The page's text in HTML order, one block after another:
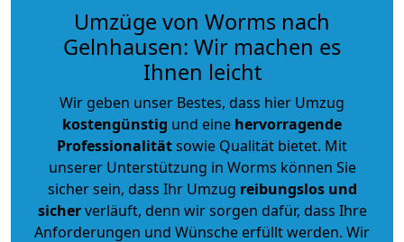
Umzüge von Worms nach
Gelnhausen: Wir machen es
Ihnen leicht
Wir geben unser Bestes, dass hier Umzug
kostengünstig und eine hervorragende
Professionalitätsowie Qualität bietet. Mit
unserer Unterstützung in Worms können Sie
sicher sein, dass Ihr Umzug reibungslos und
sicherverläuft, denn wir sorgen dafür, dass Ihre
Anforderungen und Wünsche erfüllt werden. Wir